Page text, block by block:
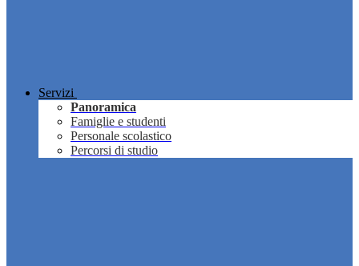
Servizi
Panoramica
Famiglie e studenti
Personale scolastico
Percorsi di studio